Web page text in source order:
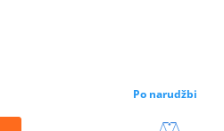
Po narudžbi